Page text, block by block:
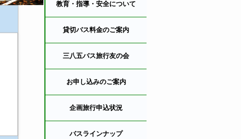
教育・指導・安全について
貸切バス料金のご案内
三八五バス旅行友の会
お申し込みのご案内
企画旅行申込状況
バスラインナップ